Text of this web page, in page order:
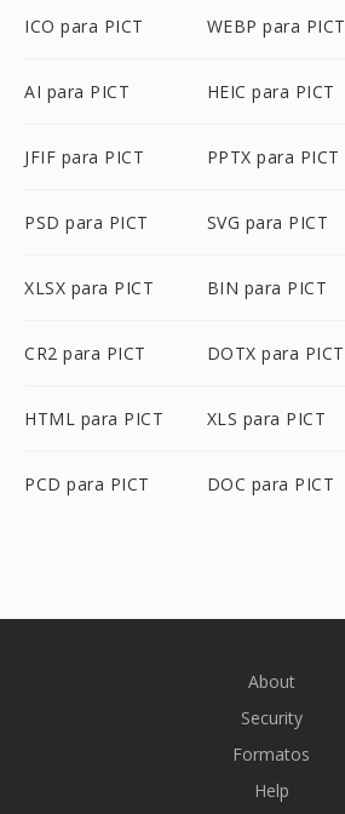
ICO para PICT WEBP para PICT
AI para PICT HEIC para PICT
JFIF para PICT PPTX para PICT
PSD para PICT SVG para PICT
XLSX para PICT BIN para PICT
CR2 para PICT DOTX para PICT
HTML para PICT XLS para PICT
PCD para PICT DOC para PICT
About
Security
Formatos
Help